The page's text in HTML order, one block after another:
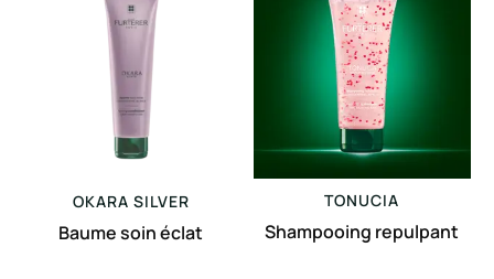
éclat
OKARA SILVER
Baume soin éclat
TONUCIA
Shampooing repulpant